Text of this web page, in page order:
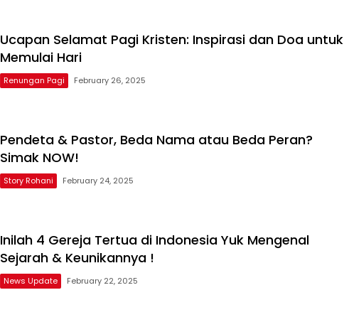
Ucapan Selamat Pagi Kristen: Inspirasi dan Doa untuk
Memulai Hari
Renungan Pagi February 26, 2025
Pendeta & Pastor, Beda Nama atau Beda Peran?
Simak NOW!
Story Rohani February 24, 2025
Inilah 4 Gereja Tertua di Indonesia Yuk Mengenal
Sejarah & Keunikannya !
News Update February 22, 2025